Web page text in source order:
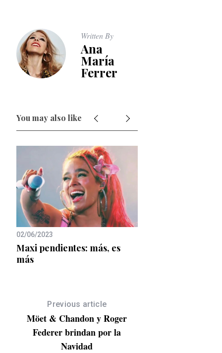
Written By
Ana
María
Ferrer
You may also like
02/06/2023
Maxi pendientes: más, es
más
Previous article
Möet & Chandon y Roger
Federer brindan por la
Navidad